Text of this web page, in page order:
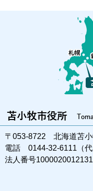
〒053-8722 北海道苫
電話 0144-32-6111（代
法人番号1000020012131